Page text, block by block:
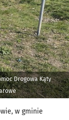
Drogowa Kąty
w gminie